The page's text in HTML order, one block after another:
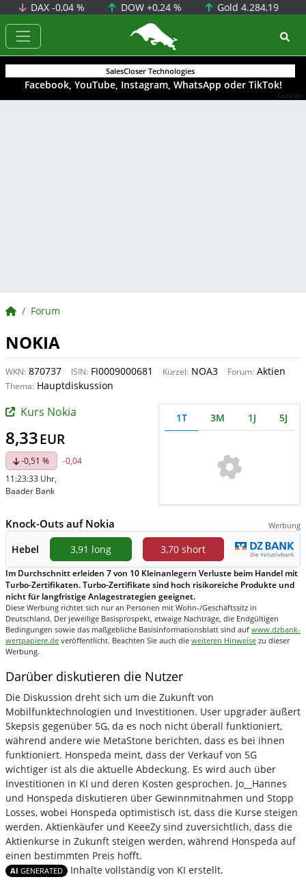
DAX-0,04 % DOW +0,24 % Gold4.284,19
BörsenNEWS.de
SalesCloser Technologies
Facebook, YouTube, Instagram, WhatsApp oder TikTok!
Anzeige
BörsenNEWS.de
Forum
NOKIA
WKN: 870737 ISIN: FI0009000681 Kürzel: NOA3 Forum: Aktien
Thema: Hauptdiskussion
Kurs Nokia
8,33EUR
-0,51 %
-0,04
11:23:33 Uhr,
Baader Bank
1T 3M 1J 5J
Knock-Outs auf Nokia Werbung
Hebel 3,91 long 3,70 short
Im Durchschnitt erleiden 7 von 10 Kleinanlegern Verluste beim Handel mit
Turbo-Zertifikaten. Turbo-Zertifikate sind hoch risikoreiche Produkte und
nicht für langfristige Anlagestrategien geeignet.
Diese Werbung richtet sich nur an Personen mit Wohn-/Geschäftssitz in
Deutschland. Der jeweilige Basisprospekt, etwaige Nachträge, die Endgültigen
Bedingungen sowie das maßgebliche Basisinformationsblatt sind auf www.dzbank-
wertpapiere.de veröffentlicht. Beachten Sie auch die weiteren Hinweise zu dieser
Werbung.
Darüber diskutieren die Nutzer
Die Diskussion dreht sich um die Zukunft von
Mobilfunktechnologien und Investitionen. User upgrader äußert
Skepsis gegenüber 5G, da es noch nicht überall funktioniert,
während andere wie MetaStone berichten, dass es bei ihnen
funktioniert. Honspeda meint, dass der Verkauf von 5G
wichtiger ist als die aktuelle Abdeckung. Es wird auch über
Investitionen in KI und deren Kosten gesprochen. Jo__Hannes
und Honspeda diskutieren über Gewinnmitnahmen und Stopp
Losses, wobei Honspeda optimistisch ist, dass die Kurse steigen
werden. Aktienkäufer und KeeeZy sind zuversichtlich, dass die
Aktienkurse in Zukunft steigen werden, während Honspeda auf
einen bestimmten Preis hofft.
AI GENERATED Inhalte vollständig von KI erstellt.